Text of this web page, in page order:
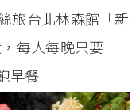
旅台北林森館「新
每人每晚只要
早餐